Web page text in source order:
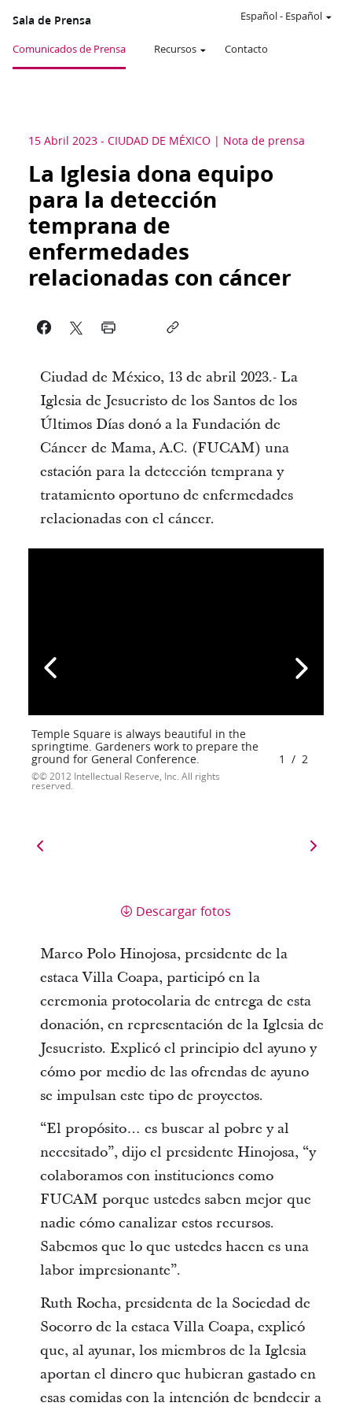
Sala de Prensa
Comunicados de Prensa Recursos Contacto
Español- Español
15 Abril 2023 - CIUDAD DE MÉXICO Nota de prensa
La Iglesia dona equipo
para la detección
temprana de
enfermedades
relacionadas con cáncer
Ciudad de México, 13 de abril 2023.- La
Iglesia de Jesucristo de los Santos de los
Últimos Días donó a la Fundación de
Cáncer de Mama, A.C. (FUCAM) una
estación para la detección temprana y
tratamiento oportuno de enfermedades
relacionadas con el cáncer.
Temple Square is always beautiful in the
springtime. Gardeners work to prepare the
ground for General Conference.
© 2012 Intellectual Reserve, Inc. All rights
reserved.
1 / 2
Descargar fotos
Marco Polo Hinojosa, presidente de la
estaca Villa Coapa, participó en la
ceremonia protocolaria de entrega de esta
donación, en representación de la Iglesia de
Jesucristo. Explicó el principio del ayuno y
cómo por medio de las ofrendas de ayuno
se impulsan este tipo de proyectos.
“El propósito… es buscar al pobre y al
necesitado”, dijo el presidente Hinojosa, “y
colaboramos con instituciones como
FUCAM porque ustedes saben mejor que
nadie cómo canalizar estos recursos.
Sabemos que lo que ustedes hacen es una
labor impresionante”.
Ruth Rocha, presidenta de la Sociedad de
Socorro de la estaca Villa Coapa, explicó
que, al ayunar, los miembros de la Iglesia
aportan el dinero que hubieran gastado en
esas comidas con la intención de bendecir a